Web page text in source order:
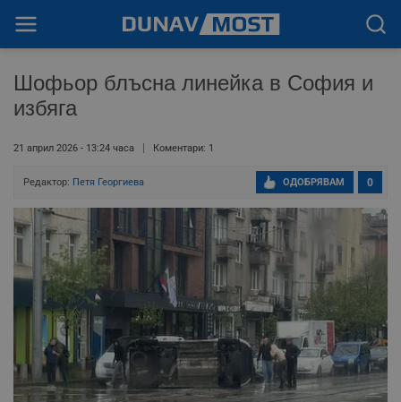
Шофьор блъсна линейка в София и
избяга
21 април 2026 - 13:24 часа Коментари: 1
Редактор: Петя Георгиева 0
ОДОБРЯВАМ